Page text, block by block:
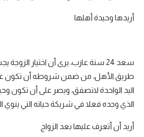
أريدها وحيدة أهلها
سعد 24 سنة عازب، يرى أن اختيار
طريق الأهل، من ضمن شروطه أن تكون
اليد الواحدة لاتصفق، ويصر على أن تكون
الذي وجده فعلا في شريكة حياته التي ينوي
أريد أن أتعرف عليها بعد الزواج